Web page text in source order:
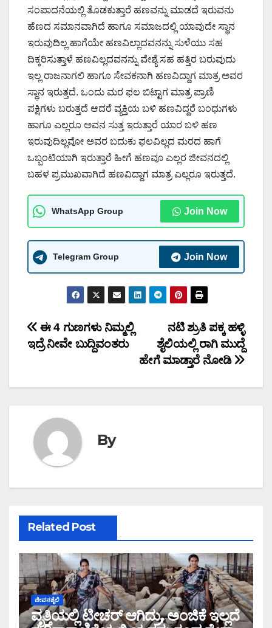
ಸಂಪಾದನೆಯಲ್ಲಿ ತೊಡಕುತ್ತಾರೆ ಹಣವನ್ನು ಮಾಡದೆ ಇರುವನು
ಹೆಣದ ಸಮಾನವಾಗಿದೆ ಹಾಗೂ ಸಮಾಜದಲ್ಲಿ ಯಾವುದೇ ಸ್ಥಾನ
ಇರುವುದಿಲ್ಲ ಹಾಗೆಯೇ ಹಣವಿಲ್ಲಾದವನನ್ನು ಸುಳೆಯು ಸಹ
ದಿಕ್ಕರಿಸುತ್ತಾಳೆ ಹಣವಿಲ್ಲದವನನ್ನು ವೇಶ್ಯೆ ಸಹ ಹತ್ತಿರ ಬರುವುದು
ಇಲ್ಲ ರಾಜನಾಗಲಿ ಹಾಗೂ ಸೇವಕನಾಗಿ ಹಣವಿದ್ದಾಗ ಮಾತ್ರ ಅವರ
ಸ್ಥಾನ ಇರುತ್ತದೆ. ಒಂದು ಮರ ಫಲ ಬಿಟ್ಟಾಗ ಮಾತ್ರ ಪ್ರಾಣಿ
ಪಕ್ಷಿಗಳು ಬರುತ್ತದೆ ಆದರೆ ವ್ಯಕ್ತಿಯ ಬಳಿ ಹಣವಿದ್ದರೆ ಬಂಧುಗಳು
ಹಾಗೂ ಎಲ್ಲರೂ ಅವನ ಸುತ್ತ ಇರುತ್ತಾರೆ ಯಾರ ಬಳಿ ಹಣ
ಇರುವುದಿಲ್ಲವೋ ಅವರ ಬದುಕು ಫಲವಿಲ್ಲದ ಮರದ ಹಾಗೆ
ಒಬ್ಬಂಟಿಯಾಗಿ ಇರುತ್ತಾರೆ ಹೀಗೆ ಹಣವೂ ಎಲ್ಲರ ಜೀವನದಲ್ಲಿ
ಬಹಳ ಪ್ರಮುಖವಾಗಿದೆ ಹಣವಿದ್ದಾಗ ಮಾತ್ರ ಎಲ್ಲರೂ ಇರುತ್ತದೆ.
WhatsApp Group Join Now
Telegram Group Join Now
Post
navigation
ನಟಿ ಶ್ರುತಿ ಪಕ್ಕ ಹಳ್ಳಿ
ಶೈಲಿಯಲ್ಲಿ ರಾಗಿ ಮುದ್ದೆ
ಹೇಗೆ ಮಾಡ್ತಾರೆ ನೋಡಿ
ಈ 4 ಗುಣಗಳು ನಿಮ್ಮಲ್ಲಿ
ಇದ್ರೆ ನೀವೇ ಬುದ್ದಿವಂತರು
By
Related Post
ಜೀವನಶೈಲಿ
ವೃತ್ತಿಯಲ್ಲಿ ಟೀಚರ್ ಆಗಿದ್ರು, ಅಂಜಿಕೆ ಇಲ್ಲದೆ